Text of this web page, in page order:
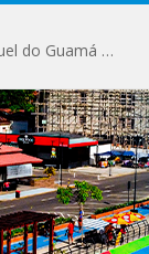
Milhares de fiéis tomam as ruas de São Miguel do Guamá em uma grande celebração de fé na Marcha para Jesus 2026.